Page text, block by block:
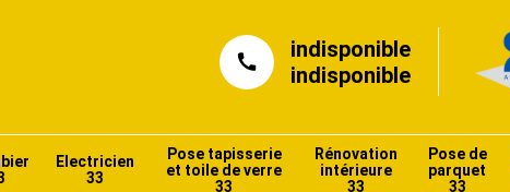
indisponible
indisponible
Electricien
33
Pose tapisserie
et toile de verre
33
Rénovation
intérieure
33
Pose de
parquet
33